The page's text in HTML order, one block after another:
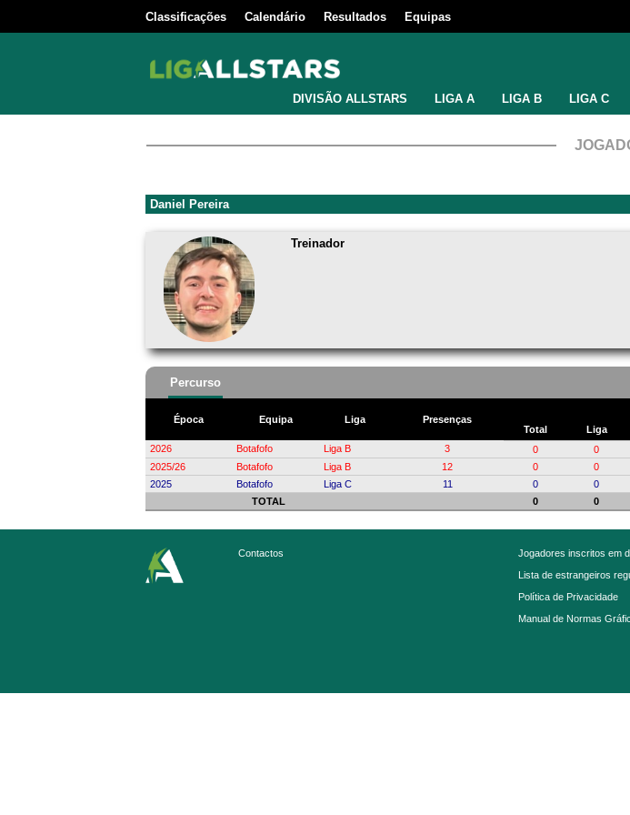
Classificações Calendário Resultados Equipas
DIVISÃO ALLSTARS LIGA A LIGA B LIGA C
Daniel Pereira
Treinador
Percurso
Época Equipa Liga Presenças
Total
Liga
2026
Botafofo Liga B 3 0 0
2025/26
Botafofo Liga B 12 0 0
2025
Botafofo Liga C 11 0 0
TOTAL
0 0
Contactos
Jogadores inscritos em
Lista de estrangeiros
Política de Privacidade
Manual de Normas